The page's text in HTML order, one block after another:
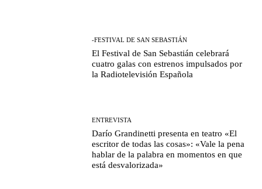
-FESTIVAL DE SAN SEBASTIÁN
El Festival de San Sebastián celebrará
cuatro galas con estrenos impulsados por
la Radiotelevisión Española
ENTREVISTA
Darío Grandinetti presenta en teatro «El
escritor de todas las cosas»: «Vale la pena
hablar de la palabra en momentos en que
está desvalorizada»